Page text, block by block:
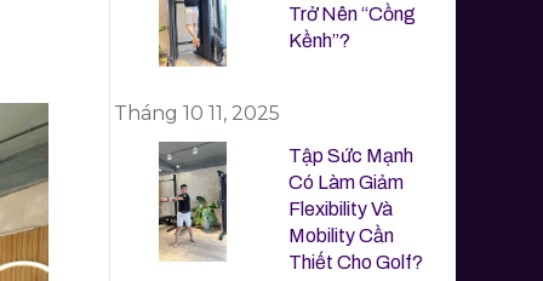
Trở Nên “Cồng
Kềnh”?
Tháng 10 11, 2025
Tập Sức Mạnh
Có Làm Giảm
Flexibility Và
Mobility Cần
Thiết Cho Golf?